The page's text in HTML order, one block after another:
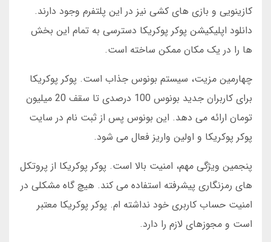
کازینویی و بازی های کشی نیز در این پلتفرم وجود دارند.
دانلود اپلیکیشن پوکر پوکریکا دسترسی به تمام این بخش
ها را در یک مکان ممکن ساخته است.
چهارمین مزیت، سیستم بونوس جذاب است. پوکر پوکریکا
برای کاربران جدید بونوس 100 درصدی تا سقف 20 میلیون
تومان ارائه می دهد. این بونوس پس از ثبت نام در سایت
پوکر پوکریکا و اولین واریز فعال می شود.
پنجمین ویژگی مهم، امنیت بالا است. پوکر پوکریکا از پروتکل
های رمزنگاری پیشرفته استفاده می کند. هیچ گاه مشکلی در
امنیت حساب کاربری خود نداشته ام. پوکر پوکریکا معتبر
است و مجوزهای لازم را دارد.